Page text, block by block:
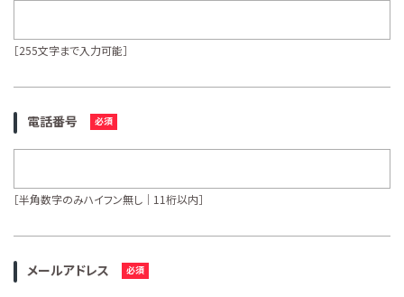
［255文字まで入力可能］
電話番号
［半角数字のみハイフン無し｜11桁以内］
メールアドレス